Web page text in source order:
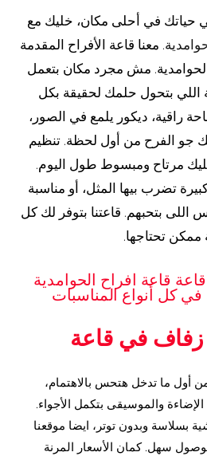
حياتك في أحلى مكان، خليك مع
. معنا قاعة الأفراح المقدمة
مش مجرد مكان بتعمل
اللي بتحول حلمك لحقيقة بكل
راقية، ديكور يلمع في الصور،
جو الفرح من أول لحظة. تنظيم
مرتاح ومبسوط طول اليوم.
تضرب بيها المثل، أو مناسبة
اللى بتحبهم. قاعتنا بتوفر لك كل
ممكن تحتاجها.
قاعة افراح الحوامدية
كل أنواع المناسبات
في قاعة
أول ما تدخل هتحس بالاهتمام،
والموسيقى بتكمل الأجواء.
بسلاسة وبدون توتر، ايضا موقعنا
سهل. كمان الأسعار المرنة